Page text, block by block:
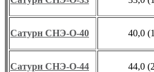
Сатурн СНЭ-О-40 40,0
Сатурн СНЭ-О-44 44,0